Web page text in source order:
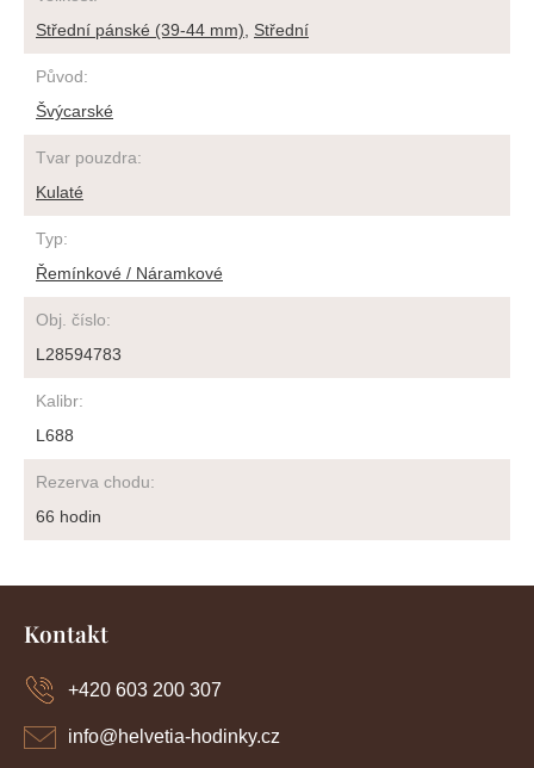
Střední pánské (39-44 mm)
Střední
Původ:
Švýcarské
Tvar pouzdra:
Kulaté
Typ:
Řemínkové / Náramkové
Obj. číslo:
L28594783
Kalibr:
L688
Rezerva chodu:
66 hodin
Kontakt
info@helvetia-hodinky.cz
+420 603 200 307